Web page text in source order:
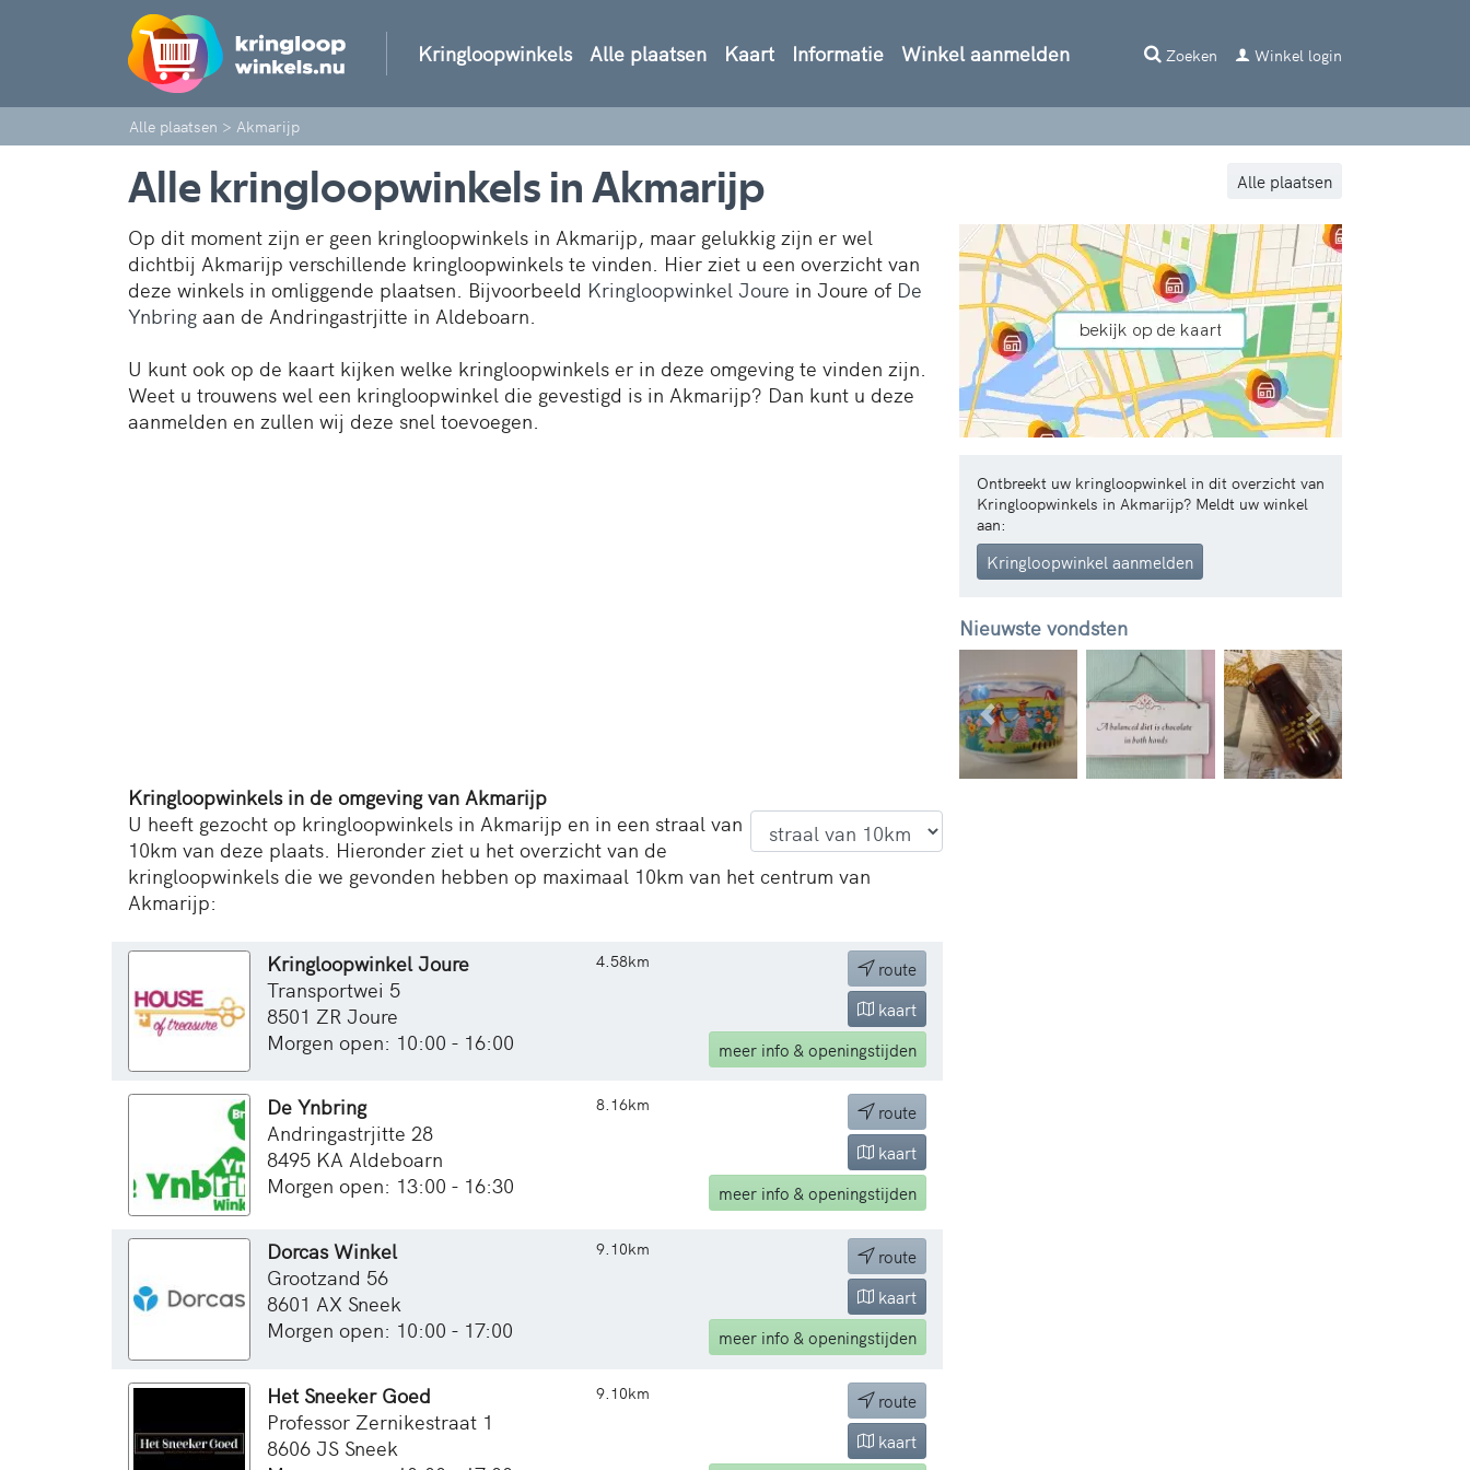
Kringloopwinkels Alle plaatsen Kaart Informatie Winkel aanmelden Zoeken Winkel login
Alle plaatsen > Akmarijp
Alle plaatsen
Alle kringloopwinkels in Akmarijp
Op dit moment zijn er geen kringloopwinkels in Akmarijp, maar gelukkig zijn er wel
dichtbij Akmarijp verschillende kringloopwinkels te vinden. Hier ziet u een overzicht van
deze winkels in omliggende plaatsen. Bijvoorbeeld Kringloopwinkel Joure in Joure of De
Ynbring aan de Andringastrjitte in Aldeboarn.
U kunt ook op de kaart kijken welke kringloopwinkels er in deze omgeving te vinden zijn.
Weet u trouwens wel een kringloopwinkel die gevestigd is in Akmarijp? Dan kunt u deze
aanmelden en zullen wij deze snel toevoegen.
Kringloopwinkels in de omgeving van Akmarijp
U heeft gezocht op kringloopwinkels in Akmarijp en in een straal van
10km van deze plaats. Hieronder ziet u het overzicht van de
kringloopwinkels die we gevonden hebben op maximaal 10km van het centrum van
Akmarijp:
4.58km
Kringloopwinkel Joure
Transportwei 5
8501 ZR Joure
Morgen open: 10:00 - 16:00
route
kaart
meer info & openingstijden
8.16km
De Ynbring
Andringastrjitte 28
8495 KA Aldeboarn
Morgen open: 13:00 - 16:30
route
kaart
meer info & openingstijden
9.10km
Dorcas Winkel
Grootzand 56
8601 AX Sneek
Morgen open: 10:00 - 17:00
route
kaart
meer info & openingstijden
9.10km
Het Sneeker Goed
Professor Zernikestraat 1
8606 JS Sneek
route
kaart
Ontbreekt uw kringloopwinkel in dit overzicht van
Kringloopwinkels in Akmarijp? Meldt uw winkel
aan:
Kringloopwinkel aanmelden
Nieuwste vondsten
Vorige Volgende